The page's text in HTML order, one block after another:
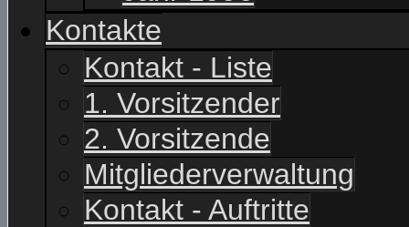
Kontakte
Kontakt - Liste
1. Vorsitzender
2. Vorsitzende
Mitgliederverwaltung
Kontakt - Auftritte